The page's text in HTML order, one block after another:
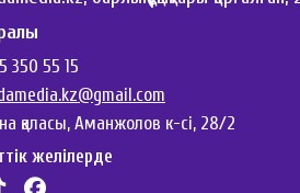
350 55 15
қаласы, Аманжолов к-сі, 28/2
желілерде